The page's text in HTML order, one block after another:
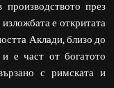
през
е откритата
Аклади, близо до
е част от богатото
с римската и